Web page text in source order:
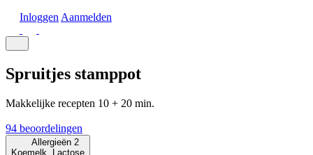
Inloggen Aanmelden
Spruitjes stamppot
Makkelijke recepten 10 + 20 min.
94 beoordelingen
Allergieën 2
Koemelk, Lactose